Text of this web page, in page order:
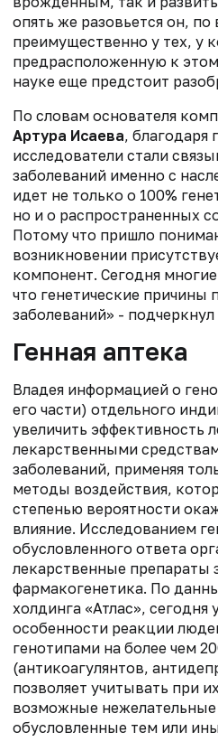
опять же разовьется он,
преимущественно у тех, у
предрасположенную к
науке еще предстоит
По словам основателя
Артура Исаева, благодаря
исследователи стали
заболеваний именно с
идет не только о 100%
но и о распространенных
Потому что пришло
возникновении
компонент. Сегодня
что генетические причины
заболеваний» - подчеркнул
Генная аптека
Владея информацией о
его части) отдельного
увеличить эффективность
лекарственными
заболеваний, применяя
методы воздействия,
степенью вероятности
влияние. Исследованием
обусловленного ответа
лекарственные препараты
фармакогенетика. По
холдинга «Атлас», сегодня
особенности реакции
генотипами на более чем
(антикоагулянтов,
позволяет учитывать при
возможные
обусловленные тем или